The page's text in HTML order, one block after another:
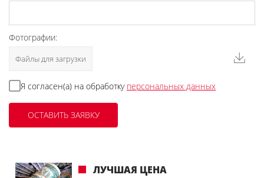
Фотографии:
Файлы для загрузки
Я согласен(а) на обработку персональных данных
ЛУЧШАЯ ЦЕНА